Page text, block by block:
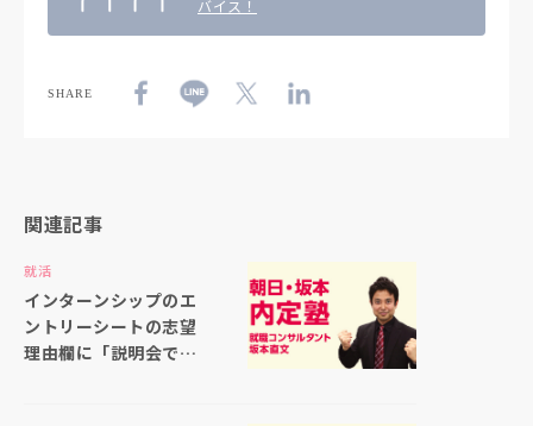
バイス！
SHARE
関連記事
就活
インターンシップのエ
ントリーシートの志望
理由欄に「説明会で聞